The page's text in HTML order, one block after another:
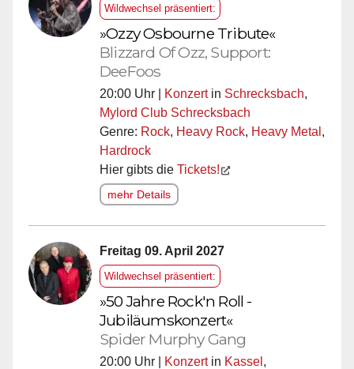
Wildwechsel präsentiert:
»Ozzy Osbourne Tribute«
Blizzard Of Ozz, Support:
DeeFoos
20:00 Uhr | Konzertin Schrecksbach,
Mylord Club Schrecksbach
Genre: Rock, Heavy Rock, Heavy Metal ,
Hardrock
Hier gibts die Tickets!
mehr Details
Freitag 09. April 2027
Wildwechsel präsentiert:
»50 Jahre Rock'n Roll -
Jubiläumskonzert«
Spider Murphy Gang
20:00 Uhr | Konzertin Kassel ,